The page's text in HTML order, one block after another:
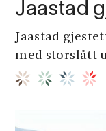
Jaastad
Jaastad
med storslått